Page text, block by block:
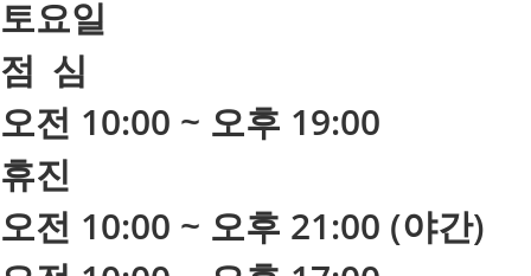
토요일
점 심
오전 10:00 ~ 오후 19:00
휴진
오전 10:00 ~ 오후 21:00 (야간)